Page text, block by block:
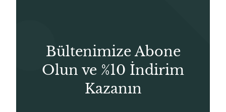
Bültenimize Abone
Olun ve %10 İndirim
Kazanın